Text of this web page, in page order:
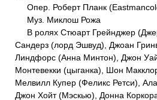
Опер. Роберт Планк
Муз. Миклош Рожа
В ролях Стюарт Грейнджер
Сандерз (лорд Эшвуд), Джоан
Линдфорс (Анна Минтон), Джон
Монтевекки (цыганка), Шон
Мелвилл Купер (Феликс Ретси),
Джон Хойт (Мэскью), Донна